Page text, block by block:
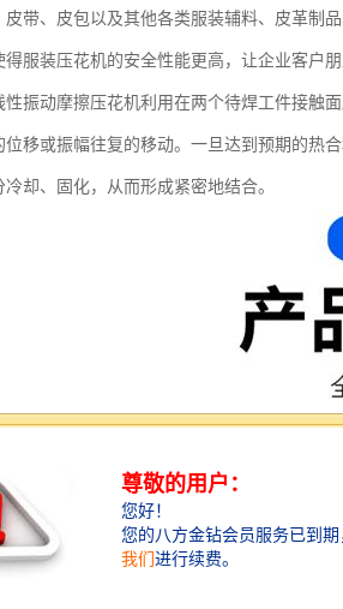
皮带、皮包以及其他各类服装辅料、皮革制
得服装压花机的安全性能更高，让企业客户
性振动摩擦压花机利用在两个待焊工件接触
位移或振幅往复的移动。一旦达到预期的热
冷却、固化，从而形成紧密地结合。